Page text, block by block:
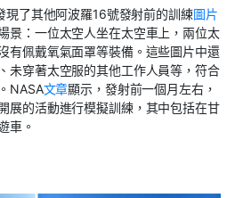
現了其他阿波羅16號發射前的訓練圖片
景：一位太空人坐在太空車上，兩位太
有佩戴氧氣面罩等裝備。這些圖片中還
未穿著太空服的其他工作人員等，符合
NASA文章顯示，發射前一個月左右，
展的活動進行模擬訓練，其中包括在甘
車。